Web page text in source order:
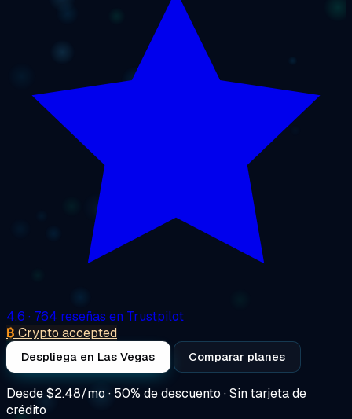
4.6 · 764 reseñas en Trustpilot
₿ Crypto accepted
Despliega en Las Vegas Comparar planes
Desde$2.48/mo· 50% de descuento · Sin tarjeta de
crédito